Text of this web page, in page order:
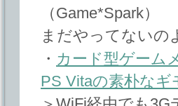
（Game*Spark）
まだやってないの
・ カード型ゲーム
PS Vitaの素朴な